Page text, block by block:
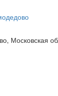
Московская